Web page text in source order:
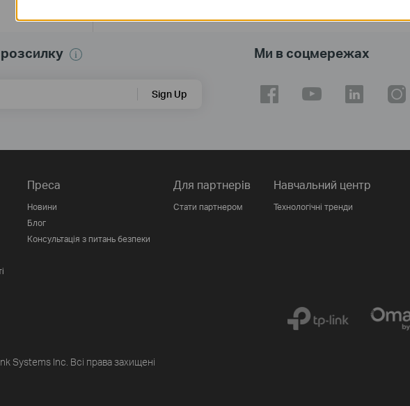
Sign Up
Ми в соцмережах
Преса
Новини
Блог
Консультація з питань безпеки
Для партнерів
Стати партнером
Навчальний центр
Технологічні тренди
Systems Inc. Всі права захищені